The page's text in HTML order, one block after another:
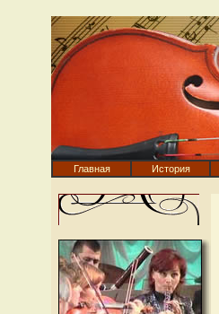
Главная История